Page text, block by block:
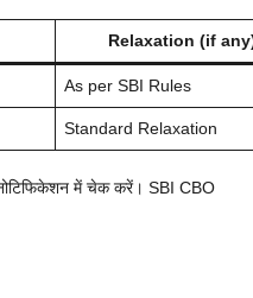
Relaxation (if
As per SBI Rules
Standard Relaxation
में चेक करें। SBI CBO